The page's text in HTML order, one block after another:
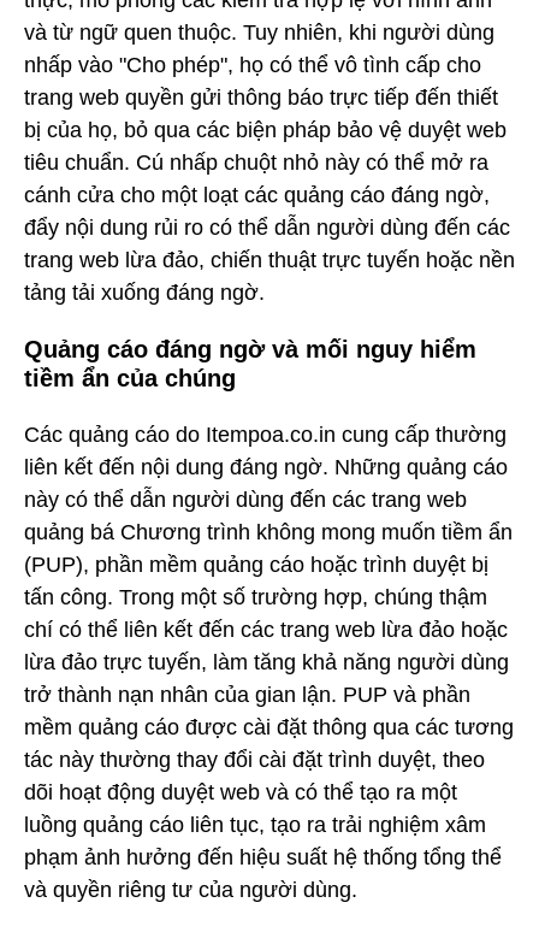
và từ ngữ quen thuộc. Tuy nhiên, khi người dùng
nhấp vào "Cho phép", họ có thể vô tình cấp cho
trang web quyền gửi thông báo trực tiếp đến thiết
bị của họ, bỏ qua các biện pháp bảo vệ duyệt web
tiêu chuẩn. Cú nhấp chuột nhỏ này có thể mở ra
cánh cửa cho một loạt các quảng cáo đáng ngờ,
đẩy nội dung rủi ro có thể dẫn người dùng đến các
trang web lừa đảo, chiến thuật trực tuyến hoặc nền
tảng tải xuống đáng ngờ.
Quảng cáo đáng ngờ và mối nguy hiểm
tiềm ẩn của chúng
Các quảng cáo do Itempoa.co.in cung cấp thường
liên kết đến nội dung đáng ngờ. Những quảng cáo
này có thể dẫn người dùng đến các trang web
quảng bá Chương trình không mong muốn tiềm ẩn
(PUP), phần mềm quảng cáo hoặc trình duyệt bị
tấn công. Trong một số trường hợp, chúng thậm
chí có thể liên kết đến các trang web lừa đảo hoặc
lừa đảo trực tuyến, làm tăng khả năng người dùng
trở thành nạn nhân của gian lận. PUP và phần
mềm quảng cáo được cài đặt thông qua các tương
tác này thường thay đổi cài đặt trình duyệt, theo
dõi hoạt động duyệt web và có thể tạo ra một
luồng quảng cáo liên tục, tạo ra trải nghiệm xâm
phạm ảnh hưởng đến hiệu suất hệ thống tổng thể
và quyền riêng tư của người dùng.